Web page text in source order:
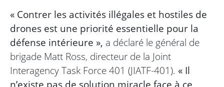
« Contrer les activités illégales et hostiles de
drones est une priorité essentielle pour la
défense intérieure », a déclaré le général de
brigade Matt Ross, directeur de la Joint
Interagency Task Force 401 (JIATF-401). « Il